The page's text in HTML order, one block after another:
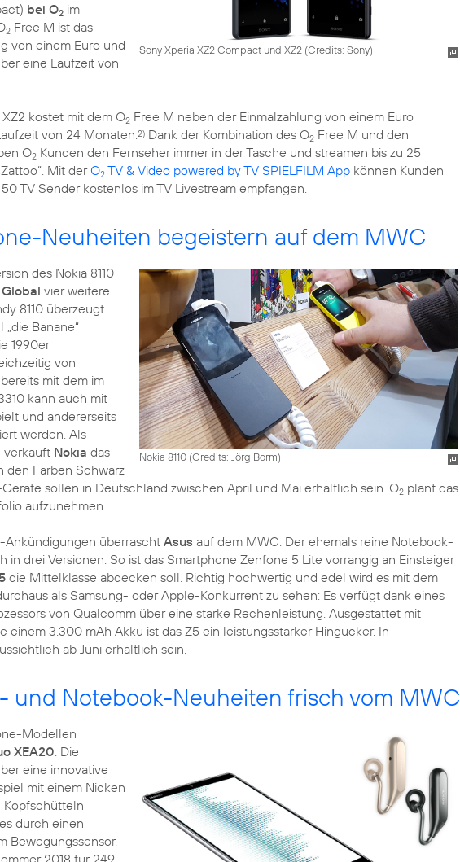
Sony Xperia XZ2 Compact und XZ2 (Credits: Sony)
bei O2 im
2 Free M ist das
von einem Euro und
eine Laufzeit von
kostet mit dem O2 Free M neben der Einmalzahlung von einem Euro
von 24 Monaten.2) Dank der Kombination des O2 Free M und den
O2 Kunden den Fernseher immer in der Tasche und streamen bis zu 25
Mit derO2 TV & Video powered by TV SPIELFILM App können Kunden
TV Sender kostenlos im TV Livestream empfangen.
Neuheiten begeistern auf dem MWC
Nokia 8110 (Credits: Jörg Borm)
des Nokia 8110
vier weitere
8110 überzeugt
Banane“
1990er
von
mit dem im
kann auch mit
und andererseits
werden. Als
verkauft Nokia das
den Farben Schwarz
sollen in Deutschland zwischen April und Mai erhältlich sein. O2 plant das
aufzunehmen.
Ankündigungen überrascht Asus auf dem MWC. Der ehemals reine Notebook-
drei Versionen. So ist das Smartphone Zenfone 5 Lite vorrangig an Einsteiger
die Mittelklasse abdecken soll. Richtig hochwertig und edel wird es mit dem
als Samsung- oder Apple-Konkurrent zu sehen: Es verfügt dank eines
von Qualcomm über eine starke Rechenleistung. Ausgestattet mit
einem 3.300 mAh Akku ist das Z5 ein leistungsstarker Hingucker. In
ab Juni erhältlich sein.
und Notebook-Neuheiten frisch vom MWC
Modellen
XEA20. Die
eine innovative
mit einem Nicken
durch einen
Bewegungssensor.
2018 für 249